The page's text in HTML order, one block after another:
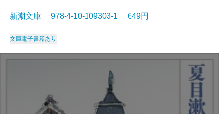
新潮文庫 978-4-10-109303-1 649円
文庫電子書籍あり